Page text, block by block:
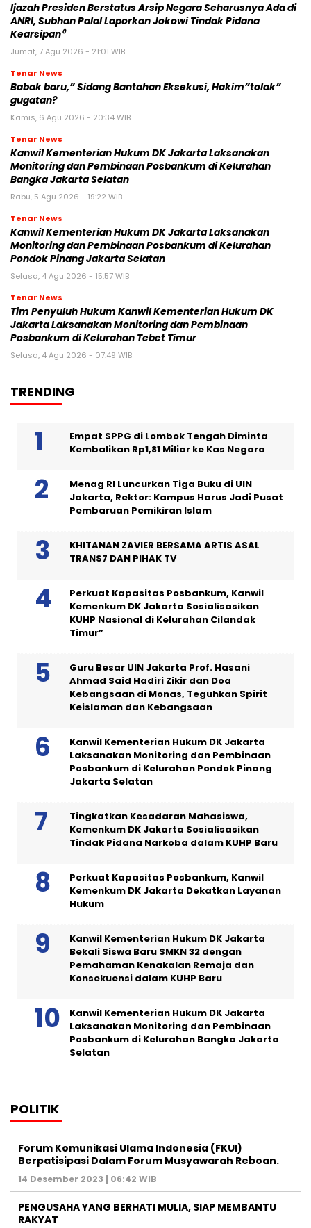
Ijazah Presiden Berstatus Arsip Negara Seharusnya Ada di
ANRI, Subhan Palal Laporkan Jokowi Tindak Pidana
Kearsipan⁰
Jumat, 7 Agu 2026 - 21:01 WIB
Tenar News
Babak baru,” Sidang Bantahan Eksekusi, Hakim”tolak”
gugatan?
Kamis, 6 Agu 2026 - 20:34 WIB
Tenar News
Kanwil Kementerian Hukum DK Jakarta Laksanakan
Monitoring dan Pembinaan Posbankum di Kelurahan
Bangka Jakarta Selatan
Rabu, 5 Agu 2026 - 19:22 WIB
Tenar News
Kanwil Kementerian Hukum DK Jakarta Laksanakan
Monitoring dan Pembinaan Posbankum di Kelurahan
Pondok Pinang Jakarta Selatan
Selasa, 4 Agu 2026 - 15:57 WIB
Tenar News
Tim Penyuluh Hukum Kanwil Kementerian Hukum DK
Jakarta Laksanakan Monitoring dan Pembinaan
Posbankum di Kelurahan Tebet Timur
Selasa, 4 Agu 2026 - 07:49 WIB
TRENDING
Empat SPPG di Lombok Tengah Diminta
Kembalikan Rp1,81 Miliar ke Kas Negara
Menag RI Luncurkan Tiga Buku di UIN
Jakarta, Rektor: Kampus Harus Jadi Pusat
Pembaruan Pemikiran Islam
KHITANAN ZAVIER BERSAMA ARTIS ASAL
TRANS7 DAN PIHAK TV
Perkuat Kapasitas Posbankum, Kanwil
Kemenkum DK Jakarta Sosialisasikan
KUHP Nasional di Kelurahan Cilandak
Timur”
Guru Besar UIN Jakarta Prof. Hasani
Ahmad Said Hadiri Zikir dan Doa
Kebangsaan di Monas, Teguhkan Spirit
Keislaman dan Kebangsaan
Kanwil Kementerian Hukum DK Jakarta
Laksanakan Monitoring dan Pembinaan
Posbankum di Kelurahan Pondok Pinang
Jakarta Selatan
Tingkatkan Kesadaran Mahasiswa,
Kemenkum DK Jakarta Sosialisasikan
Tindak Pidana Narkoba dalam KUHP Baru
Perkuat Kapasitas Posbankum, Kanwil
Kemenkum DK Jakarta Dekatkan Layanan
Hukum
Kanwil Kementerian Hukum DK Jakarta
Bekali Siswa Baru SMKN 32 dengan
Pemahaman Kenakalan Remaja dan
Konsekuensi dalam KUHP Baru
Kanwil Kementerian Hukum DK Jakarta
Laksanakan Monitoring dan Pembinaan
Posbankum di Kelurahan Bangka Jakarta
Selatan
POLITIK
Forum Komunikasi Ulama Indonesia (FKUI)
Berpatisipasi Dalam Forum Musyawarah Reboan.
14 Desember 2023 | 06:42 WIB
PENGUSAHA YANG BERHATI MULIA, SIAP MEMBANTU
RAKYAT